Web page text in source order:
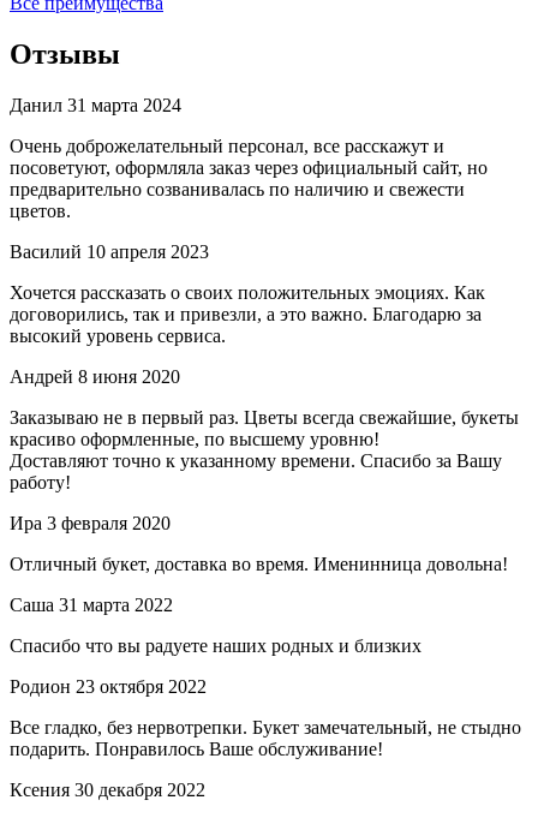
Отзывы
Данил 31 марта 2024
Очень доброжелательный персонал, все расскажут и
посоветуют, оформляла заказ через официальный сайт, но
предварительно созванивалась по наличию и свежести
цветов.
Василий 10 апреля 2023
Хочется рассказать о своих положительных эмоциях. Как
договорились, так и привезли, а это важно. Благодарю за
высокий уровень сервиса.
Андрей 8 июня 2020
Заказываю не в первый раз. Цветы всегда свежайшие, букеты
красиво оформленные, по высшему уровню!
Доставляют точно к указанному времени. Спасибо за Вашу
работу!
Ира 3 февраля 2020
Отличный букет, доставка во время. Именинница довольна!
Саша 31 марта 2022
Спасибо что вы радуете наших родных и близких
Родион 23 октября 2022
Все гладко, без нервотрепки. Букет замечательный, не стыдно
подарить. Понравилось Ваше обслуживание!
Ксения 30 декабря 2022